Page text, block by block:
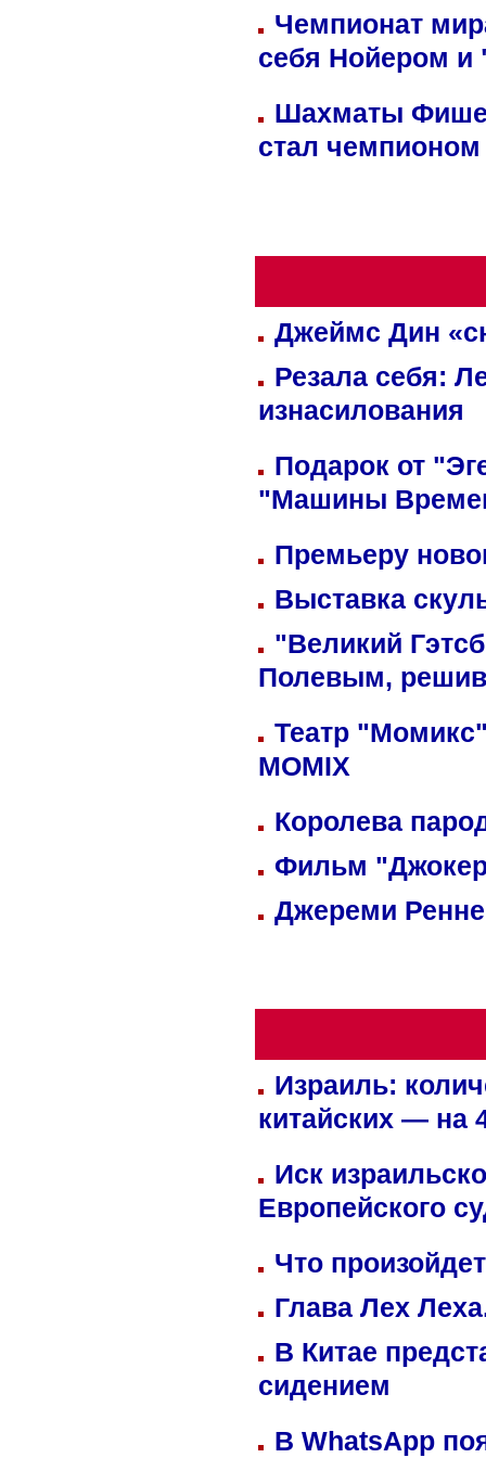
Чемпионат
себя Нойером и
Шахматы
стал
Джеймс Дин
Резала себя:
изнасилования
Подарок от
"Машины
Премьеру
Выставка
"Великий
Полевым,
Театр
MOMIX
Королева
Фильм
Джереми
Израиль:
китайских — на
Иск
Европейского
Что
Глава Лех
В Китае
сидением
В WhatsApp